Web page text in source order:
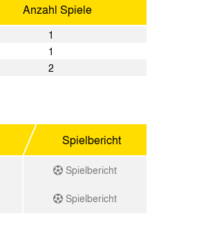
Anzahl Spiele
1
1
2
Spielbericht
Spielbericht
Spielbericht